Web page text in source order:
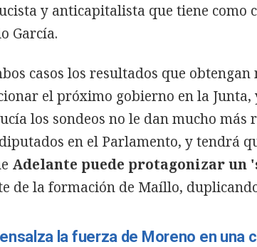
y anticapitalista que tiene como
García.
casos los resultados que
el próximo gobierno en la Junta,
los sondeos no le dan mucho más
en el Parlamento, y tendrá
Adelante puede protagonizar un
de la formación de Maíllo,
ensalza la fuerza de Moreno en una